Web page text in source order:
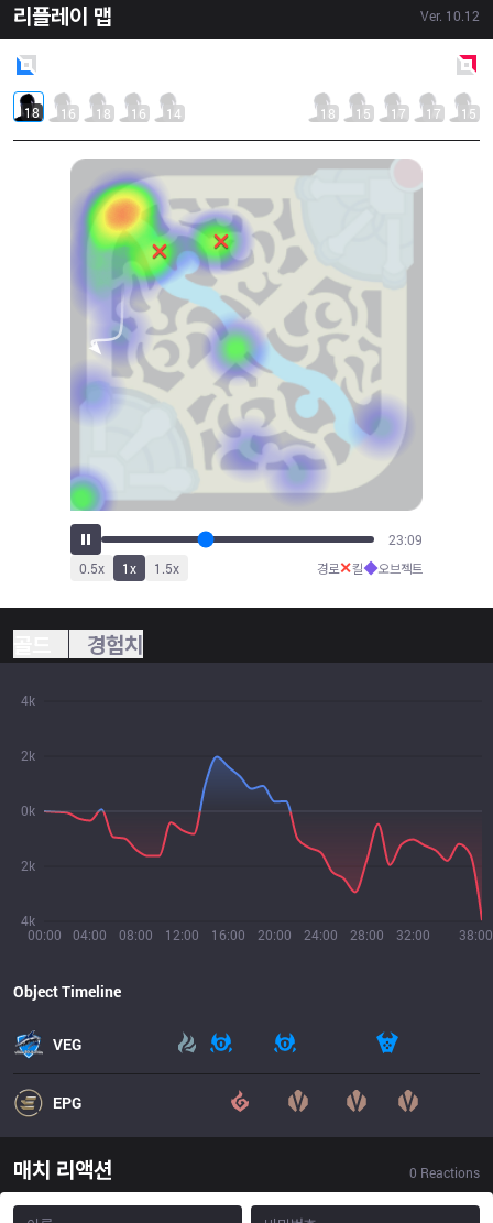
리플레이 맵 Ver. 10.12
18 16 18 16 14 18 15 17 17 15
26:03
0.5x 1x 1.5x 경로✕킬◆오브젝트
경험치
00:00 04:00 08:00 12:00 16:00 20:00 24:00 28:00 32:00 38:00
4k
2k
0k
2k
4k
Object Timeline
VEG
EPG
매치 리액션 0 Reactions